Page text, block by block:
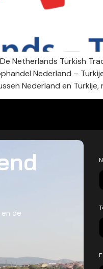
Netherlands Turkish
Nederland –
Nederland en Turkije,
de